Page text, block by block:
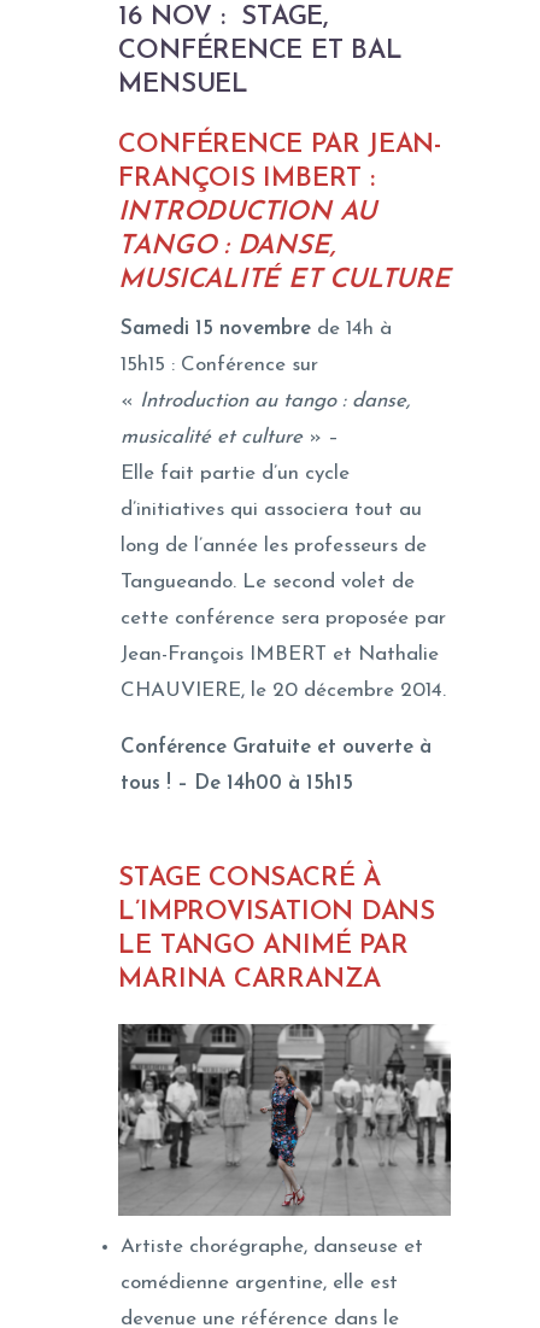
16 NOV : STAGE,
CONFÉRENCE ET BAL
MENSUEL
CONFÉRENCE PAR JEAN-
FRANÇOIS IMBERT :
INTRODUCTION AU
TANGO : DANSE,
MUSICALITÉ ET CULTURE
Samedi 15 novembrede 14h à
15h15 : Conférence sur
« Introduction au tango : danse,
musicalité et culture» –
Elle fait partie d’un cycle
d’initiatives qui associera tout au
long de l’année les professeurs de
Tangueando. Le second volet de
cette conférence sera proposée par
Jean-François IMBERT et Nathalie
CHAUVIERE, le 20 décembre 2014.
Conférence Gratuite et ouverte à
tous ! – De 14h00 à 15h15
STAGE CONSACRÉ À
L’IMPROVISATION DANS
LE TANGO ANIMÉ PAR
MARINA CARRANZA
Artiste chorégraphe, danseuse et
comédienne argentine, elle est
devenue une référence dans le